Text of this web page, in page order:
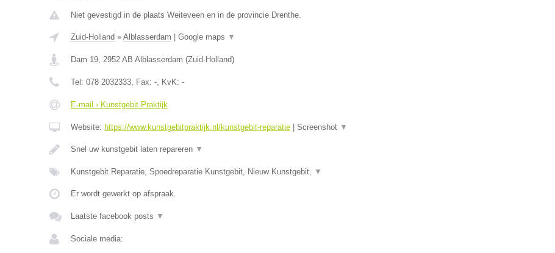
Niet gevestigd in de plaats Weiteveen en in de provincie Drenthe.
Zuid-Holland » Alblasserdam Google maps ▼
Dam 19, 2952 AB Alblasserdam (Zuid-Holland)
Tel: 078 2032333, Fax: -, KvK: -
E-mail › Kunstgebit Praktijk
Website: https://www.kunstgebitpraktijk.nl/kunstgebit-reparatie| Screenshot ▼
Snel uw kunstgebit laten repareren ▼
Kunstgebit Reparatie, Spoedreparatie Kunstgebit, Nieuw Kunstgebit, ▼
Er wordt gewerkt op afspraak.
Laatste facebook posts ▼
Sociale media: